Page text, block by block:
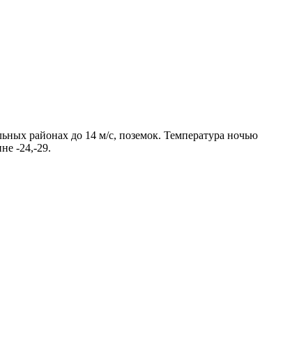
районах до 14 м/с, поземок. Температура ночью
-24,-29.